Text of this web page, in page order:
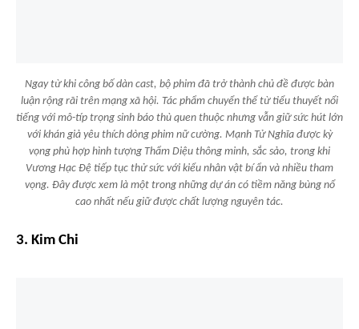
Ngay từ khi công bố dàn cast, bộ phim đã trở thành chủ đề được bàn
luận rộng rãi trên mạng xã hội. Tác phẩm chuyển thể từ tiểu thuyết nổi
tiếng với mô-típ trọng sinh báo thù quen thuộc nhưng vẫn giữ sức hút lớn
với khán giả yêu thích dòng phim nữ cường. Mạnh Tử Nghĩa được kỳ
vọng phù hợp hình tượng Thẩm Diệu thông minh, sắc sảo, trong khi
Vương Hạc Đệ tiếp tục thử sức với kiểu nhân vật bí ẩn và nhiều tham
vọng. Đây được xem là một trong những dự án có tiềm năng bùng nổ
cao nhất nếu giữ được chất lượng nguyên tác.
3. Kim Chi